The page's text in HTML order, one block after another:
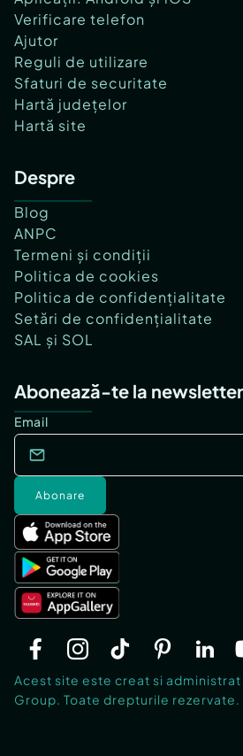
Verificare telefon
Ajutor
Reguli de utilizare
Sfaturi de securitate
Hartă județelor
Hartă site
Despre
Blog
ANPC
Termeni și condiții
Politica de cookies
Politica de confidențialitate
Setări de confidențialitate
SAL și SOL
Abonează-te la newsletter
Email
Abonare
Acest site este creat si
Group. Toate drepturile rezervate.